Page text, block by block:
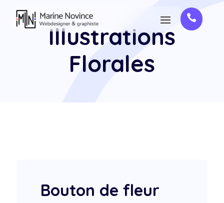

Illustrations
Florales
Bouton de fleur